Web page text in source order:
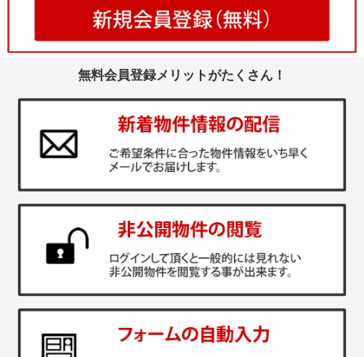
無料会員登録メリットがたくさん！